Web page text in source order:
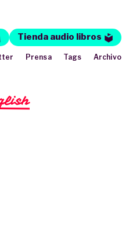
Tienda audio libros
Prensa Tags Archivo